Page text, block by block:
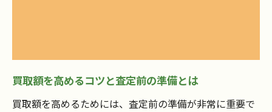
買取額を高めるコツと査定前の準備とは
買取額を高めるためには、査定前の準備が非常に重要で